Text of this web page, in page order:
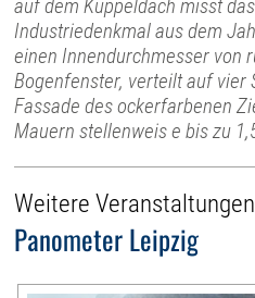
auf dem Kuppeldach misst
Industriedenkmal aus dem
einen Innendurchmesser von
Bogenfenster, verteilt auf vier
Fassade des ockerfarbenen
Mauern stellenweis e bis zu
Weitere
Panometer Leipzig